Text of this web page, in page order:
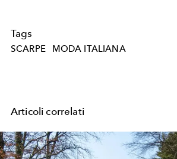
Tags
SCARPE MODA ITALIANA
Articoli correlati